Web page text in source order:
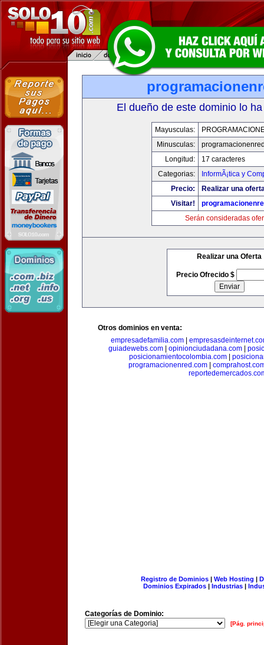
El dueño de este dominio lo
Mayusculas:
Minusculas:
Longitud:
17 caracteres
Categorias:
InformÃ¡tica y
Precio:
Realizar una
Visitar!
Serán consideradas
Realizar una Oferta
Precio Ofrecido $
Otros dominios en venta:
empresadefamilia.com
guiadewebs.com
opinionciudadana.com
posicionamientocolombia.com|
programacionenred.com
Registro de Dominios| Web Hosting |
Dominios Expirados | Industrias |
Categorías de Dominio:
[Pág.